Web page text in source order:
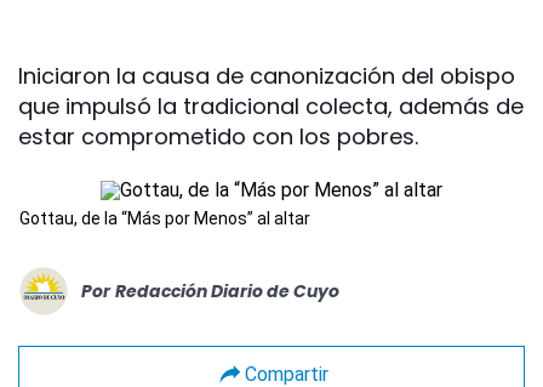
Iniciaron la causa de canonización del obispo
que impulsó la tradicional colecta, además de
estar comprometido con los pobres.
Gottau, de la “Más por Menos” al altar
Por Redacción Diario de Cuyo
Compartir